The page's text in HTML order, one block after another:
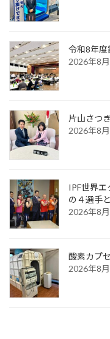
令和8年度
2026年8
片山さつ
2026年8
IPF世界
の４選手
2026年8
酸素カプ
2026年8